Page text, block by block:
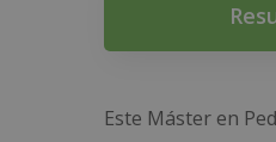
Este Máster en